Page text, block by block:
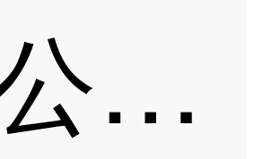
办公自动化（OA）第二季度口碑产品